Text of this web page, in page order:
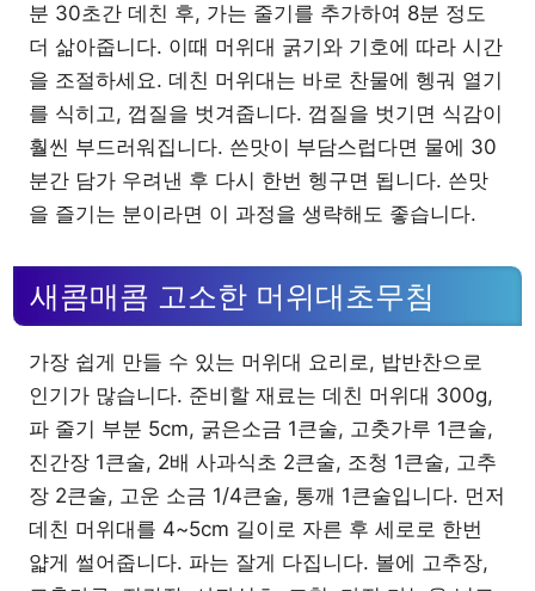
분 30초간 데친 후, 가는 줄기를 추가하여 8분 정도
더 삶아줍니다. 이때 머위대 굵기와 기호에 따라 시간
을 조절하세요. 데친 머위대는 바로 찬물에 헹궈 열기
를 식히고, 껍질을 벗겨줍니다. 껍질을 벗기면 식감이
훨씬 부드러워집니다. 쓴맛이 부담스럽다면 물에 30
분간 담가 우려낸 후 다시 한번 헹구면 됩니다. 쓴맛
을 즐기는 분이라면 이 과정을 생략해도 좋습니다.
새콤매콤 고소한 머위대초무침
가장 쉽게 만들 수 있는 머위대 요리로, 밥반찬으로
인기가 많습니다. 준비할 재료는 데친 머위대 300g,
파 줄기 부분 5cm, 굵은소금 1큰술, 고춧가루 1큰술,
진간장 1큰술, 2배 사과식초 2큰술, 조청 1큰술, 고추
장 2큰술, 고운 소금 1/4큰술, 통깨 1큰술입니다. 먼저
데친 머위대를 4~5cm 길이로 자른 후 세로로 한번
얇게 썰어줍니다. 파는 잘게 다집니다. 볼에 고추장,